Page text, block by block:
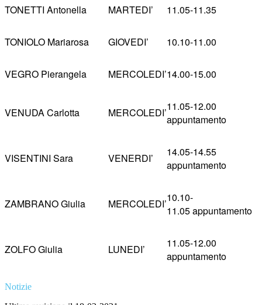
TONETTI Antonella MARTEDI’ 11.05-11.35
TONIOLO Mariarosa GIOVEDI’ 10.10-11.00
VEGRO Pierangela MERCOLEDI’14.00-15.00
VENUDA Carlotta MERCOLEDI’11.05-12.00
appuntamento
VISENTINI Sara VENERDI’
14.05-14.55
appuntamento
ZAMBRANO Giulia MERCOLEDI’10.10-
11.05 appuntamento
ZOLFO Giulia LUNEDI’
11.05-12.00
appuntamento
Notizie